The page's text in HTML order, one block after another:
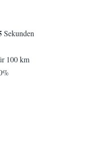
Sekunden
100 km